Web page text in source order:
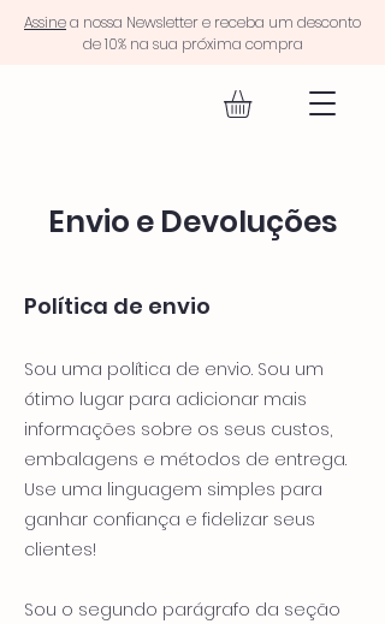
Assinea nossa Newsletter e receba um desconto
de 10% na sua próxima compra
Envio e Devoluções
Política de envio
Sou uma política de envio. Sou um
ótimo lugar para adicionar mais
informações sobre os seus custos,
embalagens e métodos de entrega.
Use uma linguagem simples para
ganhar confiança e fidelizar seus
clientes!
Sou o segundo parágrafo da seção